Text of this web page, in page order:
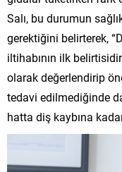
Salı, bu durumun
gerektiğini belirterek,
iltihabının ilk
olarak değerlendirip
tedavi edilmediğinde
hatta diş kaybına